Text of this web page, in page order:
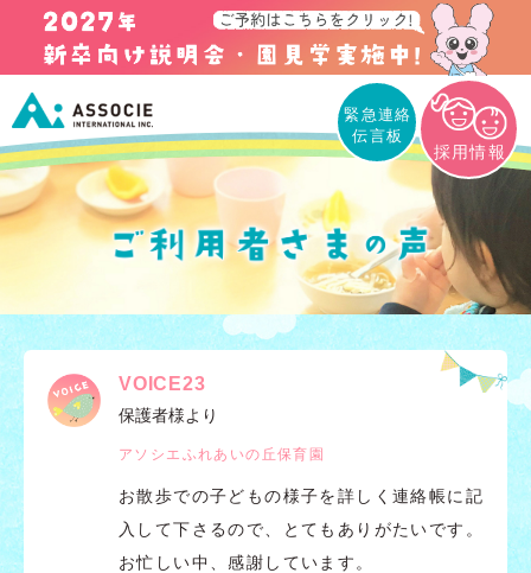
採用情報
緊急連絡
伝言板
VOICE23
保護者様より
アソシエふれあいの丘保育園
お散歩での子どもの様子を詳しく連絡帳に記
入して下さるので、とてもありがたいです。
お忙しい中、感謝しています。